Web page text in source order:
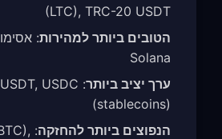
(LTC), TRC-20 USDT
הטובים ביותר למהירות
Solana
ערך יציב ביותר : USDT, USDC
(stablecoins)
הנפוצים ביותר להחזקה